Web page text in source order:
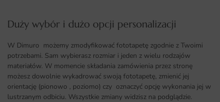
Duży wybór i dużo opcji personalizacji ​
W Dimuro możemy zmodyfikować fototapetę zgodnie z Twoimi
potrzebami. Sam wybierasz rozmiar i jeden z wielu rodzajów
materiałów. W momencie składania zamówienia przez stronę
możesz dowolnie wykadrować swoją fototapetę, zmienić jej
orientację (pionowo , poziomo) czy oznaczyć opcję wykonania jej w
lustrzanym odbiciu. Wszystkie zmiany widzisz na podglądzie.